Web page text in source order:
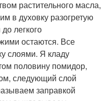
растительного масла,
в духовку разогретую
легкого
остаются. Все
слоями. Я кладу
половину помидор,
следующий слой
заправкой